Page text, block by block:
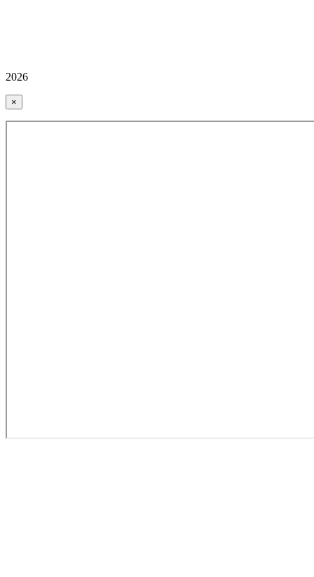
2026
×